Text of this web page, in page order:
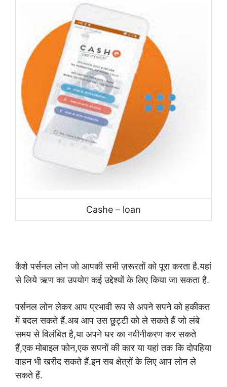
Cashe – loan
कैशे पर्सनल लोन जो आपकी सभी ज़रूरतों को पूरा करता है.यहां
से लिये ऋण का उपयोग कई उद्देश्यों के लिए किया जा सकता है.
पर्सनल लोनलेकर आप प्रभावी रूप से अपने सपने को हकीकत
में बदल सकते हैं.अब आप उस छुट्टी को ले सकते हैं जो लंबे
समय से विलंबित है,या अपने घर का नवीनीकरण कर सकते
हैं,एक मोबाइल फोन,एक सपनों की कार या यहां तक ​​कि दोपहिया
वाहन भी खरीद सकते हैं.इन सब क्षेत्रों के लिए आप लोन ले
सकते हैं.